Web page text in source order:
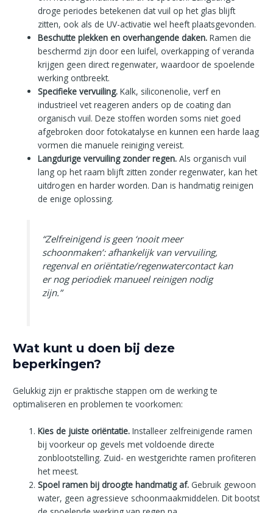
droge periodes betekenen dat vuil op het glas blijft
zitten, ook als de UV-activatie wel heeft plaatsgevonden.
Beschutte plekken en overhangende daken. Ramen die
beschermd zijn door een luifel, overkapping of veranda
krijgen geen direct regenwater, waardoor de spoelende
werking ontbreekt.
Specifieke vervuiling. Kalk, siliconenolie, verf en
industrieel vet reageren anders op de coating dan
organisch vuil. Deze stoffen worden soms niet goed
afgebroken door fotokatalyse en kunnen een harde laag
vormen die manuele reiniging vereist.
Langdurige vervuiling zonder regen. Als organisch vuil
lang op het raam blijft zitten zonder regenwater, kan het
uitdrogen en harder worden. Dan is handmatig reinigen
de enige oplossing.
“Zelfreinigend is geen ‘nooit meer
schoonmaken’: afhankelijk van vervuiling,
regenval en oriëntatie/regenwatercontact kan
er nog periodiek manueel reinigen nodig
zijn.”
Wat kunt u doen bij deze
beperkingen?
Gelukkig zijn er praktische stappen om de werking te
optimaliseren en problemen te voorkomen:
Kies de juiste oriëntatie. Installeer zelfreinigende ramen
bij voorkeur op gevels met voldoende directe
zonblootstelling. Zuid- en westgerichte ramen profiteren
het meest.
Spoel ramen bij droogte handmatig af. Gebruik gewoon
water, geen agressieve schoonmaakmiddelen. Dit bootst